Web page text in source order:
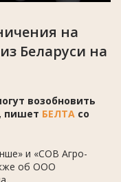
на
Беларуси на
возобновить
пишет БЕЛТА со
и «СОВ Агро-
об ООО